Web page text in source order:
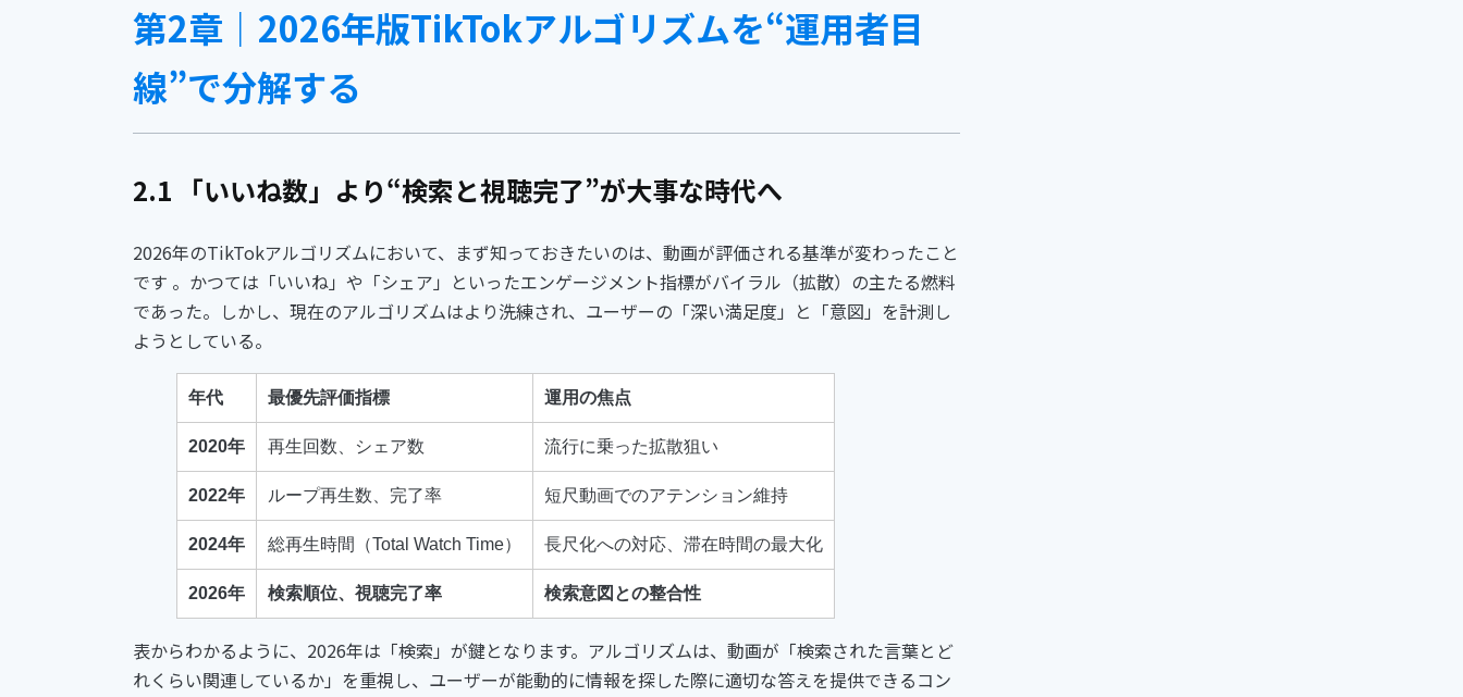
第2章｜2026年版TikTokアルゴリズムを“運用者目
線”で分解する
2.1 「いいね数」より“検索と視聴完了”が大事な時代へ
2026年のTikTokアルゴリズムにおいて、まず知っておきたいのは、動画が評価される基準が変わったこと
です 。かつては「いいね」や「シェア」といったエンゲージメント指標がバイラル（拡散）の主たる燃料
であった。しかし、現在のアルゴリズムはより洗練され、ユーザーの「深い満足度」と「意図」を計測し
ようとしている。
年代 最優先評価指標 運用の焦点
2020年 再生回数、シェア数 流行に乗った拡散狙い
2022年 ループ再生数、完了率 短尺動画でのアテンション維持
2024年 総再生時間（Total Watch Time） 長尺化への対応、滞在時間の最大化
2026年 検索順位、視聴完了率 検索意図との整合性
表からわかるように、2026年は「検索」が鍵となります。アルゴリズムは、動画が「検索された言葉とど
れくらい関連しているか」を重視し、ユーザーが能動的に情報を探した際に適切な答えを提供できるコン